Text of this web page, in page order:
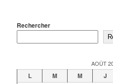
Rechercher
AOÛT
L M M J